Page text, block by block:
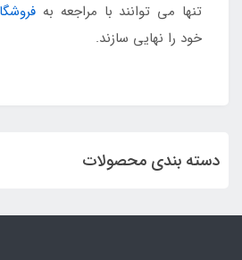
تنها می توانند با مراجعه به
خود را نهایی سازند.
دسته بندی محصولات